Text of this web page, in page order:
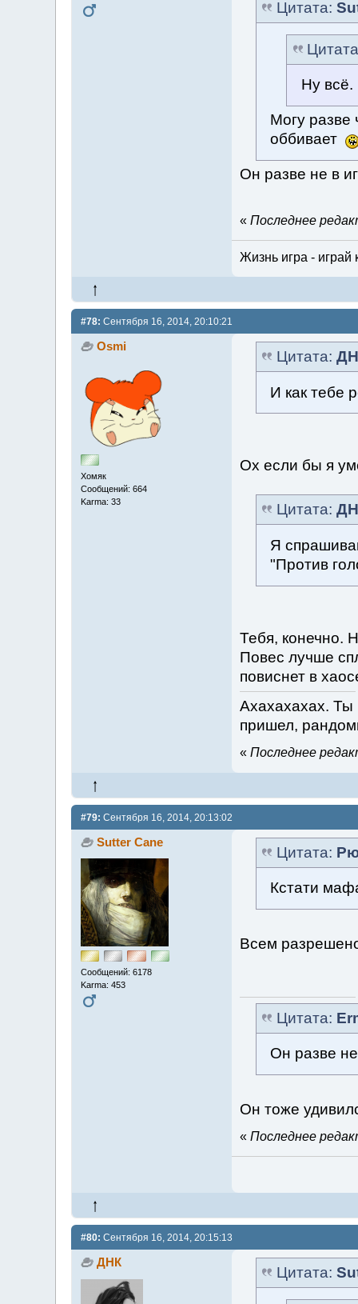
Цитата:
Ну всё.
Могу разве
оббивает
Он разве не в
« Последнее
Жизнь игра - играй
#78: Сентября 16, 2014, 20:10:21
Osmi
Хомяк
Сообщений: 664
Karma: 33
Цитата:
И как тебе
Ох если бы я
Цитата:
Я
"Против
Тебя, конечно.
Повес лучше
повиснет в
Ахахахахах.
пришел,
« Последнее
#79: Сентября 16, 2014, 20:13:02
Sutter Cane
Сообщений: 6178
Karma: 453
Цитата:
Кстати
Всем
Цитата:
Он разве
Он тоже
« Последнее
#80: Сентября 16, 2014, 20:15:13
ДНК
Цитата: